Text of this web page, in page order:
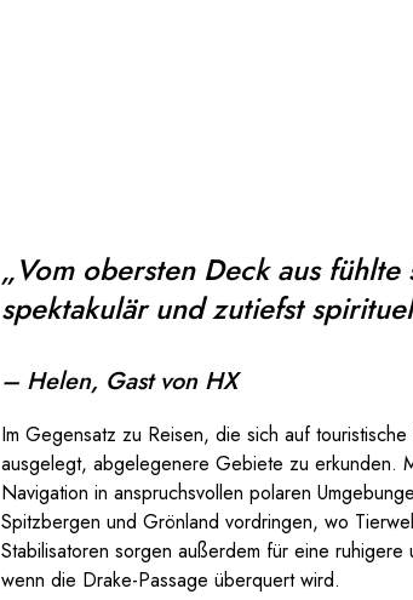
„Vom obersten Deck aus
spektakulär und zutiefst
– Helen, Gast von HX
Im Gegensatz zu Reisen, die sich auf
ausgelegt, abgelegenere Gebiete zu erkunden.
Navigation in anspruchsvollen polaren
Spitzbergen und Grönland vordringen, wo
Stabilisatoren sorgen außerdem für eine
wenn die Drake-Passage überquert wird.